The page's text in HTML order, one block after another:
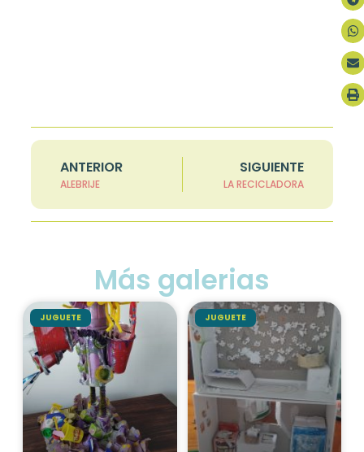
ANTERIOR
ALEBRIJE
SIGUIENTE
LA RECICLADORA
Más galerias
JUGUETE JUGUETE